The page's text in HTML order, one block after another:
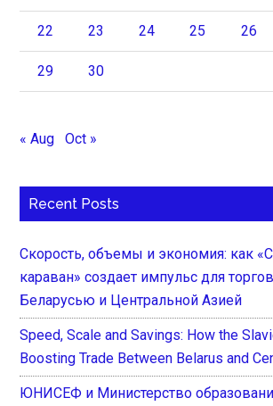
22 23 24 25 26
29 30
« Aug Oct »
Recent Posts
Скорость, объемы и экономия: как
караван» создает импульс для
Беларусью и Центральной Азией
Speed, Scale and Savings: How the
Boosting Trade Between Belarus and
ЮНИСЕФ и Министерство